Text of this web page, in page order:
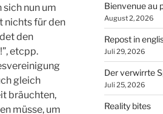
nun um
nichts für den
den
etcpp.
gleich
bräuchten,
müsse, um
Bienvenue au
August 2, 2026
Repost in
Juli 29, 2026
Der verwirrte
Juli 25, 2026
Reality bites